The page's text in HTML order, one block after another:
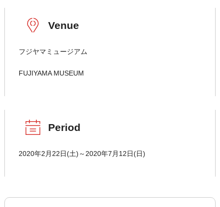
Venue
フジヤマミュージアム
FUJIYAMA MUSEUM
Period
2020年2月22日(土)～2020年7月12日(日)